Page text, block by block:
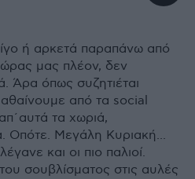
ή αρκετά παραπάνω από
μας πλέον, δεν
Άρα όπως συζητιέται
από τα social
τα χωριά,
Οπότε. Μεγάλη Κυριακή...
και οι πιο παλιοί.
σουβλίσματος στις αυλές